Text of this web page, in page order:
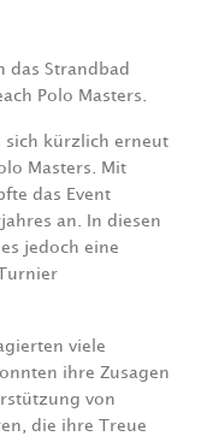
das Strandbad
Polo Masters.
sich kürzlich erneut
Masters. Mit
das Event
an. In diesen
jedoch eine
viele
ihre Zusagen
von
die ihre Treue